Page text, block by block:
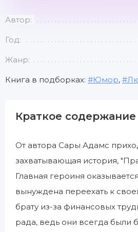
Автор:
Год:
Жанр:
Книга в подборках: Юмор,
Краткое содержание
От автора Сары Адамс
захватывающая история,
Главная героиня
вынуждена переехать к
брату из-за финансовых
рада, ведь они всегда были